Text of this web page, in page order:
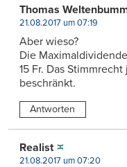
Thomas
21.08.2017 um 07:19
Aber wieso?
Die
15 Fr. Das
beschränkt.
Antworten
Realist
21.08.2017 um 07:20